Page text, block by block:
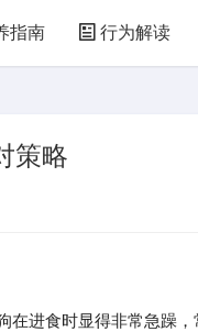
指南 行为解读
策略
在进食时显得非常急躁